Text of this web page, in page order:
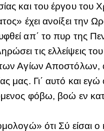
και του έργου του
έχει ανοίξει την
απ΄ το πυρ της
τις ελλείψεις
Αγίων Αποστόλων,
μας. Γι΄ αυτό και
φόβω, βοώ εν
ότι Σύ είσαι